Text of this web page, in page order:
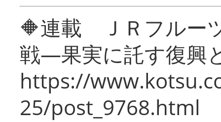
🔶連載 ＪＲフルー
戦―果実に託す復興
https://
25/post_9768.html